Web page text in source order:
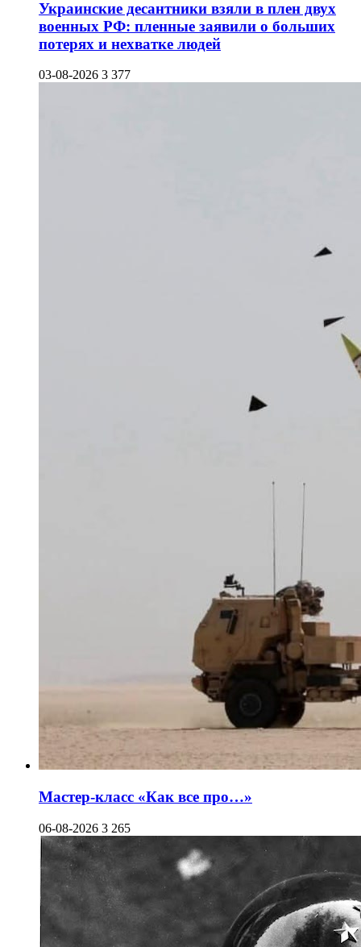
Украинские десантники взяли в плен двух
военных РФ: пленные заявили о больших
потерях и нехватке людей
03-08-2026 3 377
Мастер-класс «Как все про…»
06-08-2026 3 265